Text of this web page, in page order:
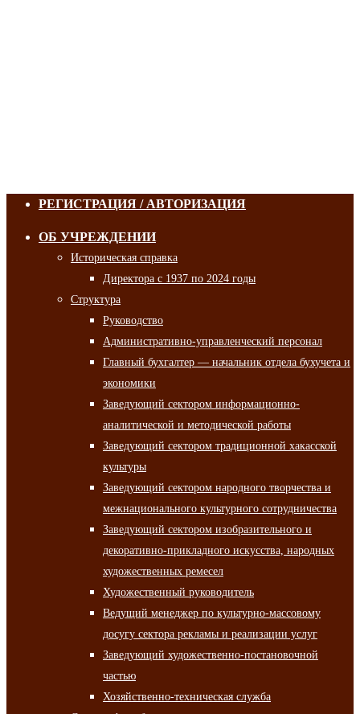
РЕГИСТРАЦИЯ / АВТОРИЗАЦИЯ
ОБ УЧРЕЖДЕНИИ
Историческая справка
Директора с 1937 по 2024 годы
Структура
Руководство
Административно-управленческий персонал
Главный бухгалтер — начальник отдела бухучета и
экономики
Заведующий сектором информационно-
аналитической и методической работы
Заведующий сектором традиционной хакасской
культуры
Заведующий сектором народного творчества и
межнационального культурного сотрудничества
Заведующий сектором изобразительного и
декоративно-прикладного искусства, народных
художественных ремесел
Художественный руководитель
Ведущий менеджер по культурно-массовому
досугу сектора рекламы и реализации услуг
Заведующий художественно-постановочной
частью
Хозяйственно-техническая служба